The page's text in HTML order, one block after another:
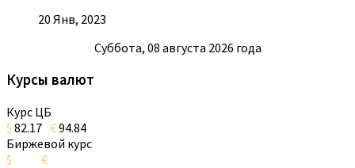
20 Янв, 2023
Суббота, 08 августа 2026 года
Курсы валют
Курс ЦБ
$ 82.17 €94.84
Биржевой курс
$
€